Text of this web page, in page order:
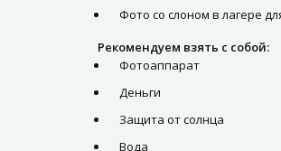
Фото со слоном в лагере
Рекомендуем взять с собой:
Фотоаппарат
Деньги
Защита от солнца
Вода